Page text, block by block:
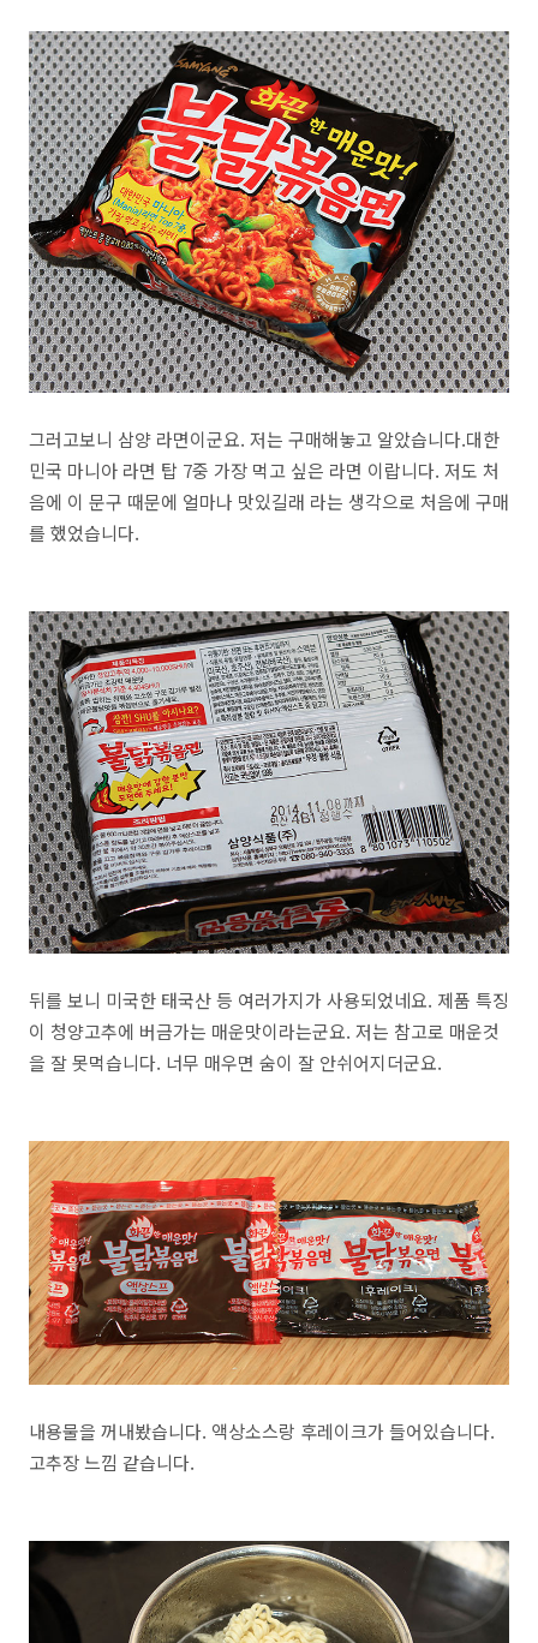
그러고보니 삼양 라면이군요. 저는 구매해놓고 알았습니다.대한
민국 마니아 라면 탑 7중 가장 먹고 싶은 라면 이랍니다. 저도 처
음에 이 문구 때문에 얼마나 맛있길래 라는 생각으로 처음에 구매
를 했었습니다.
뒤를 보니 미국한 태국산 등 여러가지가 사용되었네요. 제품 특징
이 청양고추에 버금가는 매운맛이라는군요. 저는 참고로 매운것
을 잘 못먹습니다. 너무 매우면 숨이 잘 안쉬어지더군요.
내용물을 꺼내봤습니다. 액상소스랑 후레이크가 들어있습니다.
고추장 느낌 같습니다.